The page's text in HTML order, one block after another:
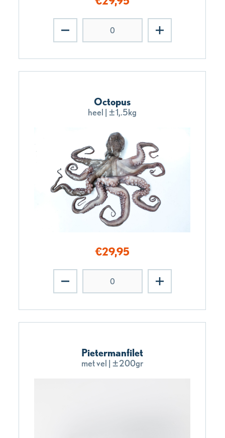
Octopus
heel | ±1,.5kg
€29,95
Pietermanfilet
met vel | ±200gr